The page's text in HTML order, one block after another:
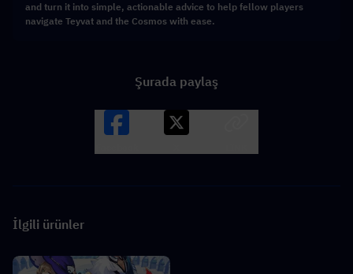
and turn it into simple, actionable advice to help fellow players
navigate Teyvat and the Cosmos with ease.
Şurada paylaş
İlgili ürünler